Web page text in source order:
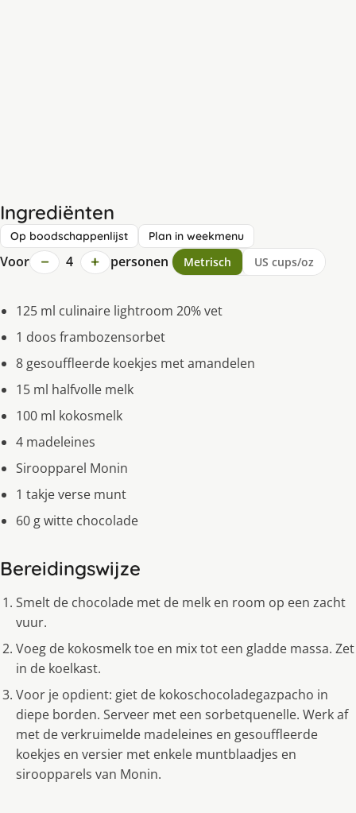
Ingrediënten
Op boodschappenlijst Plan in weekmenu
Voor − 4 + personen Metrisch US cups/oz
125 ml culinaire lightroom 20% vet
1 doos frambozensorbet
8 gesouffleerde koekjes met amandelen
15 ml halfvolle melk
100 ml kokosmelk
4 madeleines
Siroopparel Monin
1 takje verse munt
60 g witte chocolade
Bereidingswijze
Smelt de chocolade met de melk en room op een zacht
vuur.
Voeg de kokosmelk toe en mix tot een gladde massa. Zet
in de koelkast.
Voor je opdient: giet de kokoschocoladegazpacho in
diepe borden. Serveer met een sorbetquenelle. Werk af
met de verkruimelde madeleines en gesouffleerde
koekjes en versier met enkele muntblaadjes en
siroopparels van Monin.